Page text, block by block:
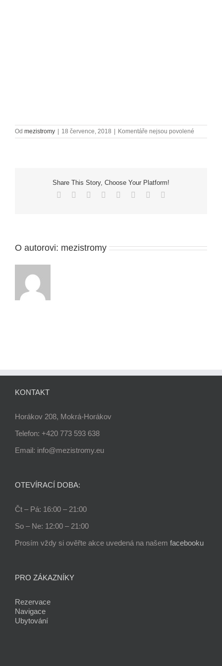
Od mezistromy 18 července, 2018 Komentáře nejsou povolené
textu
Share This Story, Choose Your Platform!
Facebook Reddit LinkedIn
TumblrPinterest
O autorovi: mezistromy
KONTAKT
Horákov 208, Mokrá-Horákov
Telefon: +420 773 593 638
Email: info@mezistromy.eu
OTEVÍRACÍ DOBA:
Čt – Pá: 16:00 – 21:00
So – Ne: 12:00 – 21:00
Prosím vždy si ověřte akce uvedená na našem facebooku
PRO ZÁKAZNÍKY
Rezervace
Navigace
Ubytování